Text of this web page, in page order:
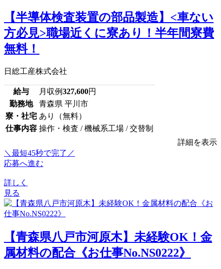
【半導体検査装置の部品製造】<車ない
方必見>職場近くに寮あり！半年間寮費
無料！
日総工産株式会社
給与 月収例327,600円
勤務地
青森県 平川市
寮・社宅 あり（無料）
仕事内容 操作・検査 / 機械系工場 / 交替制
詳細を表示
＼最短45秒で完了／
応募へ進む
詳しく
見る
【青森県八戸市河原木】未経験OK！金
属材料の配合《お仕事No.NS0222》